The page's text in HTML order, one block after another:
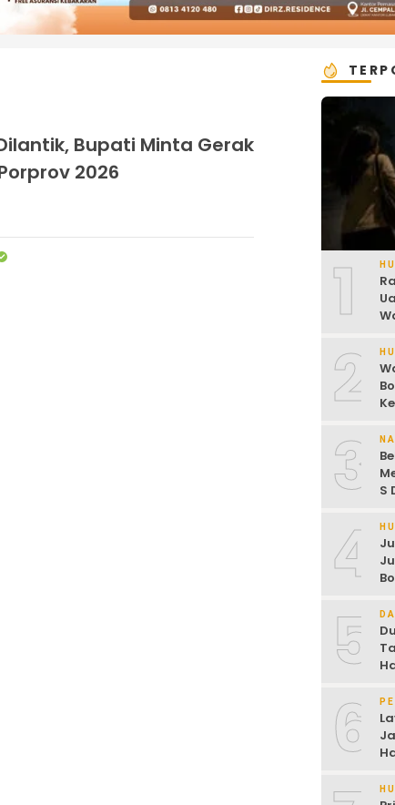
Bupati Minta Gerak
2026
1
2
3
S
4
5
6